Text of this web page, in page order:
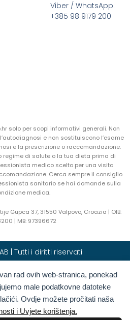
rad ovih web-stranica, ponekad
male podatkovne datoteke
Ovdje možete pročitati naša
i Uvjete korištenja.
Viber / WhatsApp:
+385 98 9179 200
solo per scopi informativi generali. Non
e non sostituiscono l’esame
e la prescrizione o raccomandazione.
regime di salute o la tua dieta prima di
medico scelto per una visita
Cerca sempre il consiglio
sanitario se hai domande sulla
medica.
Gupca 37, 31550 Valpovo, Croazia | OIB:
| MB: 97396672
| Tutti i diritti riservati
) English(Inglese)
) Polski(Polacco)
)
Italiano